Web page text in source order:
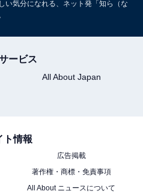
い気分になれる、ネット発「知ら（な
ービス
All About Japan
ト情報
広告掲載
著作権・商標・免責事項
All About ニュースについて